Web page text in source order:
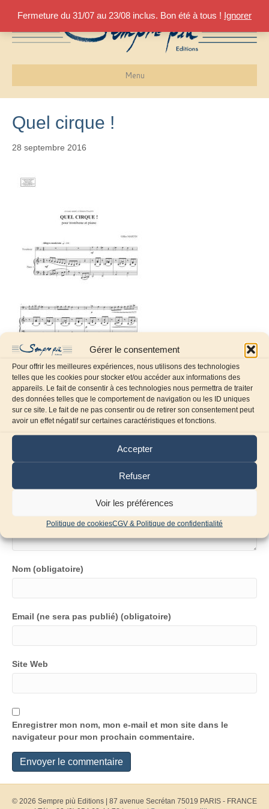
Gérer le consentement
Pour offrir les meilleures expériences, nous utilisons des technologies
telles que les cookies pour stocker et/ou accéder aux informations des
appareils. Le fait de consentir à ces technologies nous permettra de traiter
des données telles que le comportement de navigation ou les ID uniques
sur ce site. Le fait de ne pas consentir ou de retirer son consentement peut
avoir un effet négatif sur certaines caractéristiques et fonctions.
Accepter
Refuser
Voir les préférences
Politique de cookiesCGV & Politique de confidentialité
Fermeture du 31/07 au 23/08 inclus. Bon été à tous ! Ignorer
Menu
Quel cirque !
28 septembre 2016
Laissez un commentaire
Commentaire
Nom (obligatoire)
Email (ne sera pas publié) (obligatoire)
Site Web
Enregistrer mon nom, mon e-mail et mon site dans le
navigateur pour mon prochain commentaire.
© 2026 Sempre più Editions
87 avenue Secrétan 75019 PARIS - FRANCE